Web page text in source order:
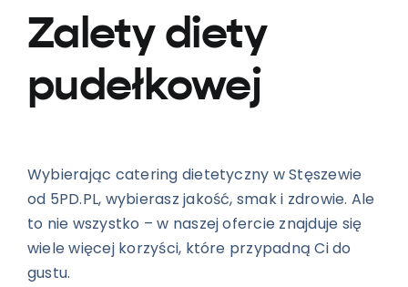
Zalety diety
pudełkowej
Wybierając catering dietetyczny w Stęszewie
od 5PD.PL, wybierasz jakość, smak i zdrowie. Ale
to nie wszystko – w naszej ofercie znajduje się
wiele więcej korzyści, które przypadną Ci do
gustu.